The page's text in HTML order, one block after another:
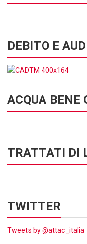
DEBITO E
ACQUA BENE
TRATTATI DI
TWITTER
Tweets by @attac_italia